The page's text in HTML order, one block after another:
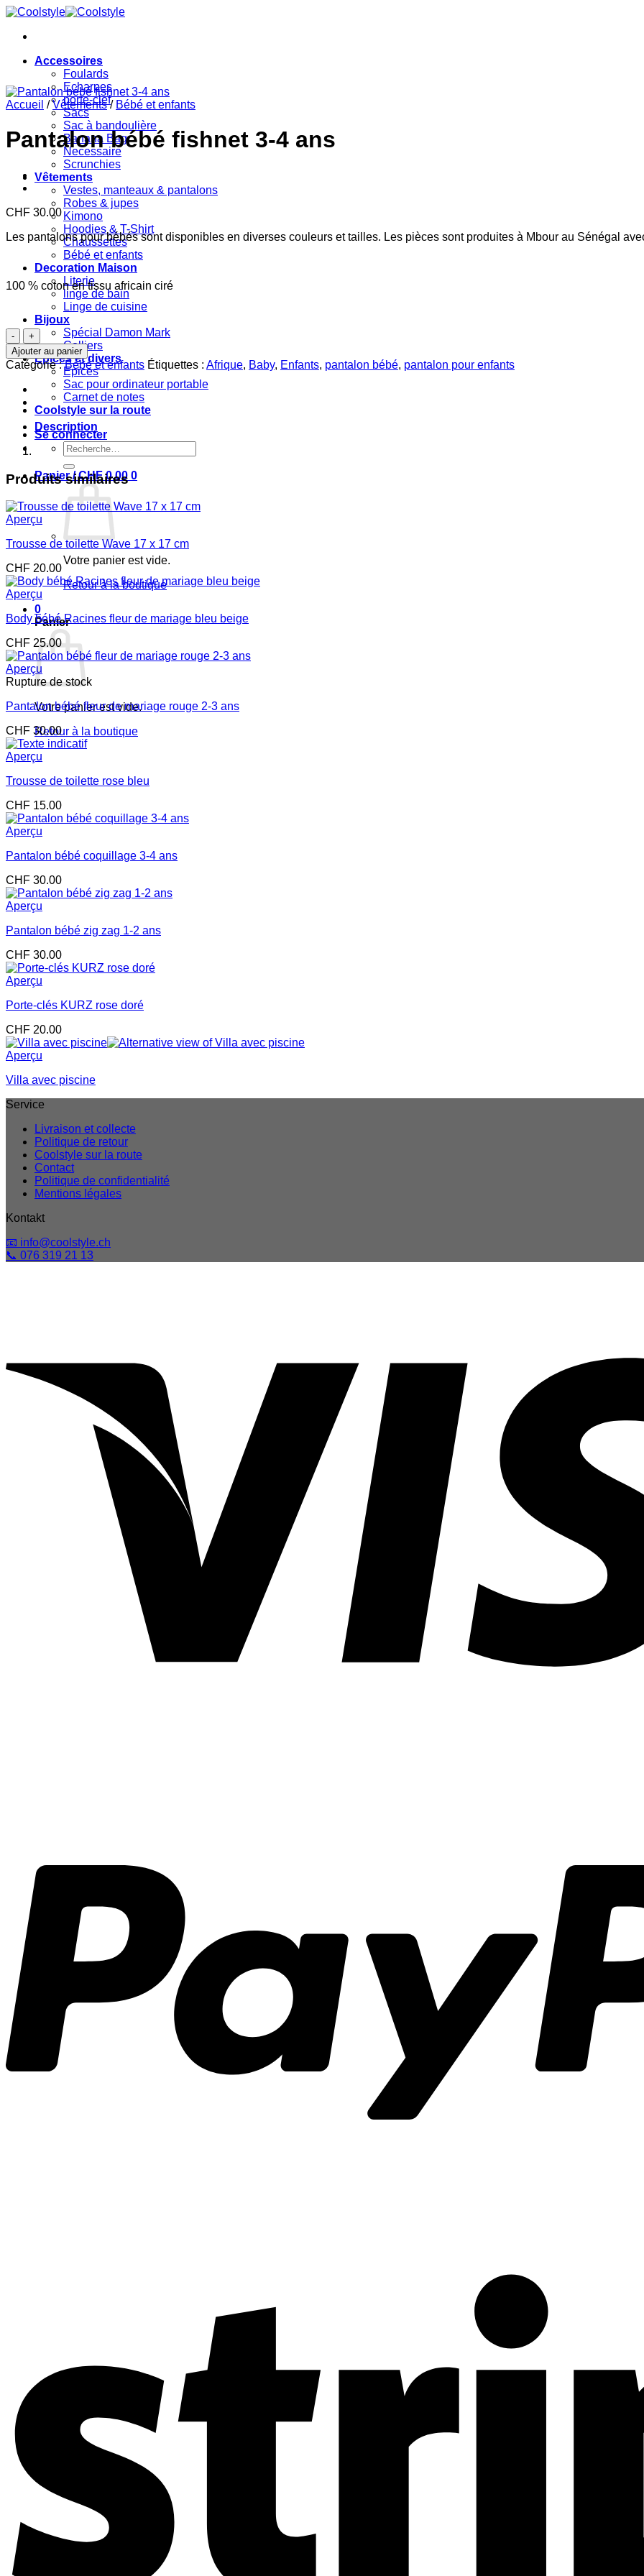
Passer
contenu
Accessoires
Foulards
Echarpes
porte-clef
Sacs
Sac à bandoulière
Banana Bag
Necessaire
Scrunchies
Vêtements
Vestes, manteaux & pantalons
Robes & jupes
Kimono
Hoodies & T-Shirt
Chaussettes
Bébé et enfants
Decoration Maison
Literie
linge de bain
Linge de cuisine
Bijoux
Spécial Damon Mark
Colliers
Epices et divers
Epices
Sac pour ordinateur portable
Carnet de notes
Coolstyle sur la route
Se connecter
Recherche
pour :
Panier /CHF0.00 0
Votre panier est vide.
Retour à la boutique
0
Panier
Votre panier est vide.
Retour à la boutique
Accueil / Vêtements / Bébé et enfants
Pantalon bébé fishnet 3-4 ans
CHF 30.00
Les pantalons pour bébés sont disponibles en diverses couleurs et tailles. Les pièces sont produites à Mbour au Sénégal
100 % coton en tissu africain ciré
quantité
de
Pantalon
bébé
fishnet
3-
4
ans
Ajouter au panier
Catégorie :Bébé et enfants Étiquettes : Afrique, Baby, Enfants, pantalon bébé, pantalon pour enfants
Description
Produits similaires
Aperçu
Trousse de toilette Wave 17 x 17 cm
CHF 20.00
Aperçu
Body bébé Racines fleur de mariage bleu beige
CHF 25.00
Aperçu
Rupture de stock
Pantalon bébé fleur de mariage rouge 2-3 ans
CHF 30.00
Aperçu
Trousse de toilette rose bleu
CHF 15.00
Aperçu
Pantalon bébé coquillage 3-4 ans
CHF 30.00
Aperçu
Pantalon bébé zig zag 1-2 ans
CHF 30.00
Aperçu
Porte-clés KURZ rose doré
CHF 20.00
Aperçu
Villa avec piscine
Service
Livraison et collecte
Politique de retour
Coolstyle sur la route
Contact
Politique de confidentialité
Mentions légales
Kontakt
📧 info@coolstyle.ch
📞 076 319 21 13